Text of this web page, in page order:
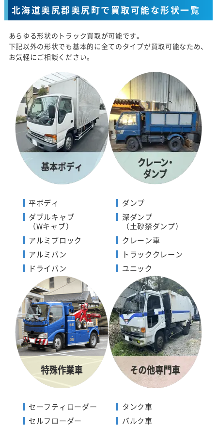
北海道奥尻郡奥尻町で買取可能な形状一覧
あらゆる形状のトラック買取が可能です。
下記以外の形状でも基本的に全てのタイプが買取可能なため、
お気軽にご相談ください。
平ボディ
ダブルキャブ
（Wキャブ）
アルミブロック
アルミバン
ドライバン
ダンプ
深ダンプ
（土砂禁ダンプ）
クレーン車
トラッククレーン
ユニック
セーフティローダー
セルフローダー
タンク車
バルク車